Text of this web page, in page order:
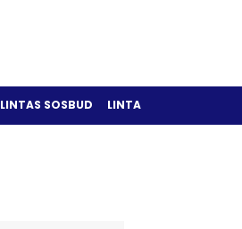
LINTAS SOSBUD LINTAS OLAH RAGA